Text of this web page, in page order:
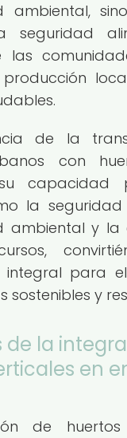
ambiental,
seguridad
las
de la
con
capacidad
la seguridad
ambiental y la
integral para
sostenibles y
de la
en
de